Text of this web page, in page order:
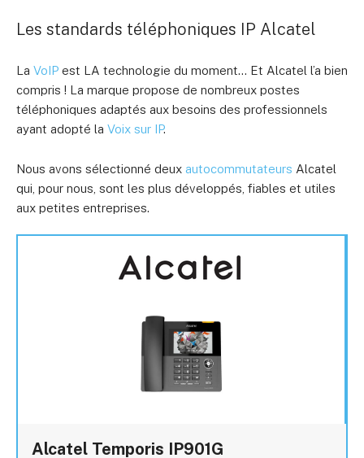
Les standards téléphoniques IP Alcatel
La VoIP est LA technologie du moment… Et Alcatel l’a bien
compris ! La marque propose de nombreux postes
téléphoniques adaptés aux besoins des professionnels
ayant adopté la Voix sur IP.
Nous avons sélectionné deux autocommutateurs Alcatel
qui, pour nous, sont les plus développés, fiables et utiles
aux petites entreprises.
Alcatel Temporis IP901G